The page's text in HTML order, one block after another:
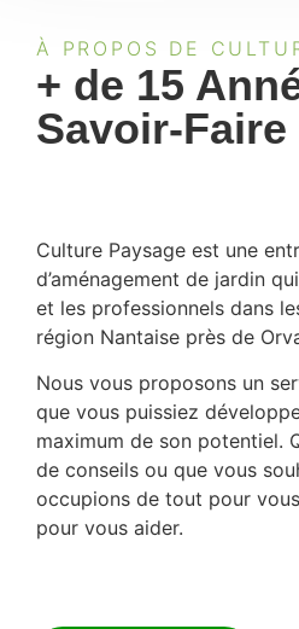
À PROPOS DE
+ de 15
Savoir-Faire
Culture Paysage est une
d’aménagement de jardin
et les professionnels dans
région Nantaise près de
Nous vous proposons un
que vous puissiez
maximum de son potentiel.
de conseils ou que vous
occupions de tout pour
pour vous aider.